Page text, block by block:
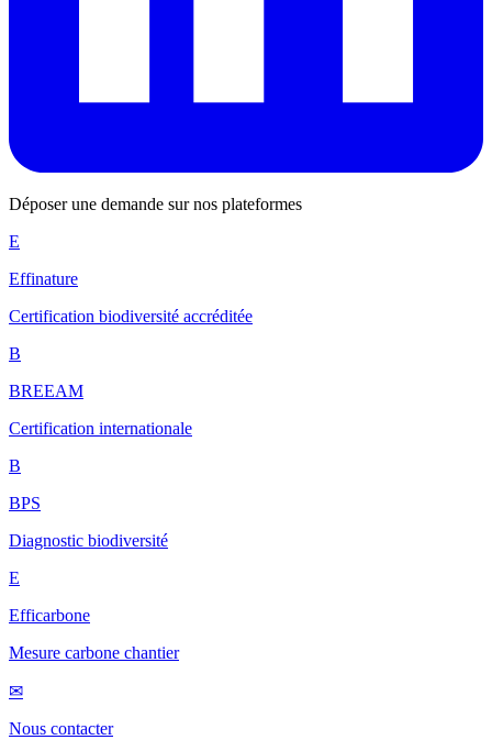
Déposer une demande sur nos plateformes
E
Effinature
Certification biodiversité accréditée
B
BREEAM
Certification internationale
B
BPS
Diagnostic biodiversité
E
Efficarbone
Mesure carbone chantier
✉
Nous contacter